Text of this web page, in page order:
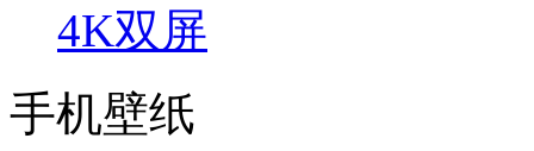
4K双屏
手机壁纸